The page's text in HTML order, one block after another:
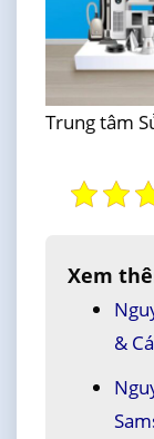
Trung tâm
Xem
&